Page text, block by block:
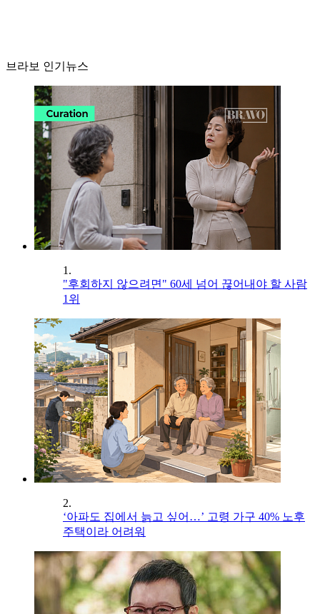
브라보 인기뉴스
1.
"후회하지 않으려면" 60세 넘어 끊어내야 할 사람
1위
2.
‘아파도 집에서 늙고 싶어…’ 고령 가구 40% 노후
주택이라 어려워